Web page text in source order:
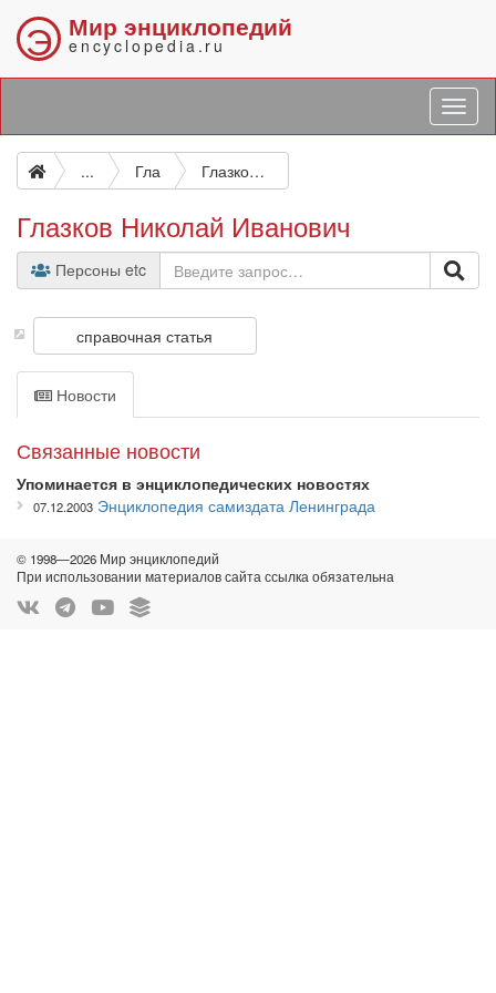
Э Мир энциклопедий
encyclopedia.ru
... Гла Глазков Николай Иванович
Глазков Николай Иванович
Персоны etc
справочная статья
Новости
Связанные новости
Упоминается в энциклопедических новостях
07.12.2003 Энциклопедия самиздата Ленинграда
© 1998—2026 Мир энциклопедий
При использовании материалов сайта ссылка обязательна